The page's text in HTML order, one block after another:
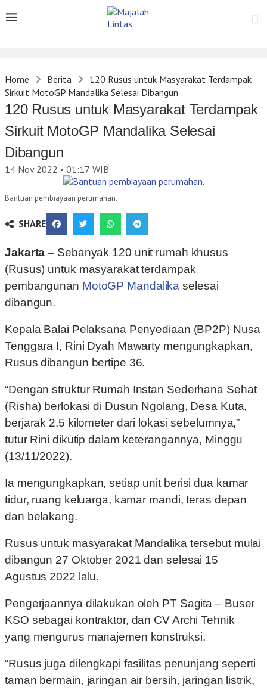
Home Berita
120 Rusus untuk Masyarakat Terdampak
Sirkuit MotoGP Mandalika Selesai Dibangun
120 Rusus untuk Masyarakat Terdampak
Sirkuit MotoGP Mandalika Selesai
Dibangun
14 Nov 2022 • 01:17 WIB
Bantuan pembiayaan perumahan.
SHARE
Jakarta – Sebanyak 120 unit rumah khusus
(Rusus) untuk masyarakat terdampak
pembangunan MotoGP Mandalika selesai
dibangun.
Kepala Balai Pelaksana Penyediaan (BP2P) Nusa
Tenggara I, Rini Dyah Mawarty mengungkapkan,
Rusus dibangun bertipe 36.
“Dengan struktur Rumah Instan Sederhana Sehat
(Risha) berlokasi di Dusun Ngolang, Desa Kuta,
berjarak 2,5 kilometer dari lokasi sebelumnya,”
tutur Rini dikutip dalam keterangannya, Minggu
(13/11/2022).
Ia mengungkapkan, setiap unit berisi dua kamar
tidur, ruang keluarga, kamar mandi, teras depan
dan belakang.
Rusus untuk masyarakat Mandalika tersebut mulai
dibangun 27 Oktober 2021 dan selesai 15
Agustus 2022 lalu.
Pengerjaannya dilakukan oleh PT Sagita – Buser
KSO sebagai kontraktor, dan CV Archi Tehnik
yang mengurus manajemen konstruksi.
“Rusus juga dilengkapi fasilitas penunjang seperti
taman bermain, jaringan air bersih, jaringan listrik,